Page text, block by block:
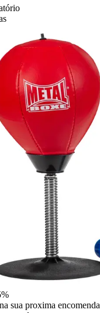
sua proxima encomenda